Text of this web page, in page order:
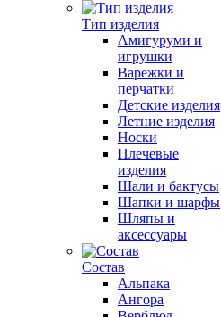
Тип изделия
Амигуруми и
игрушки
Варежки и
перчатки
Детские изделия
Летние изделия
Носки
Плечевые
изделия
Шали и бактусы
Шапки и шарфы
Шляпы и
аксессуары
Состав
Альпака
Ангора